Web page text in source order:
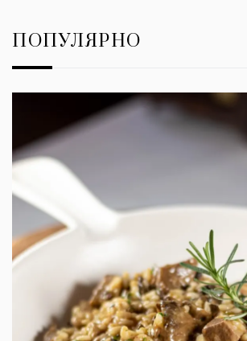
ПОПУЛЯРНО